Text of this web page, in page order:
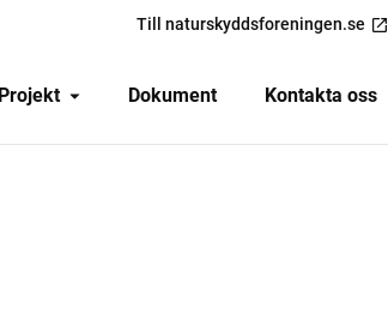
Till naturskyddsforeningen.se
Projekt Dokument Kontakta oss